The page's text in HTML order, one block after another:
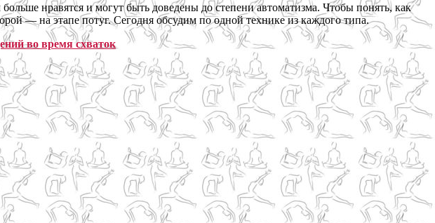
нравятся и могут быть доведены до степени автоматизма. Чтобы понять, как
— на этапе потуг. Сегодня обсудим по одной технике из каждого типа.
во время схваток